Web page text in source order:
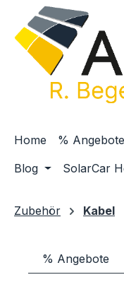
Hauptinhalt springen
Zur Suche springen
Zur
Home % Angebote
Blog
SolarCar
Zubehör Kabel
% Angebote